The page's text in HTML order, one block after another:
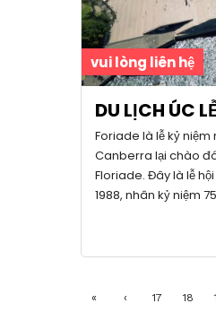
vui lòng liên hệ
DU LỊCH ÚC
Foriade là lễ kỷ
Canberra lại chào
Floriade. Đây là lễ
1988, nhân kỷ niệm
« ‹ 17 18